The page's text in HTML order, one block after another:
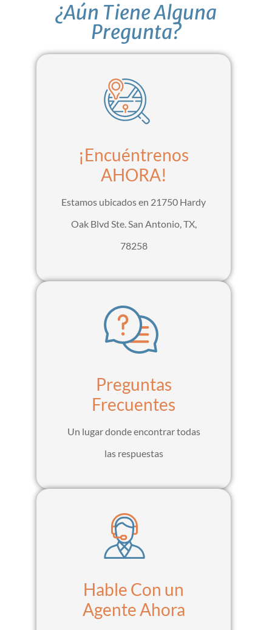
¿Aún Tiene Alguna
Pregunta?
¡Encuéntrenos
AHORA!
Estamos ubicados en 21750 Hardy
Oak Blvd Ste. San Antonio, TX,
78258
Preguntas
Frecuentes
Un lugar donde encontrar todas
las respuestas
Hable Con un
Agente Ahora